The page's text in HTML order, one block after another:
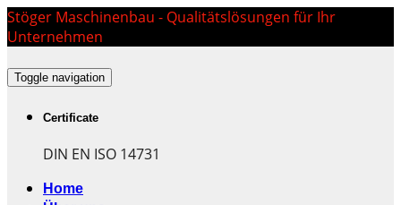
Stöger Maschinenbau - Qualitätslösungen für Ihr
Unternehmen
Toggle navigation
Certificate
DIN EN ISO 14731
Home